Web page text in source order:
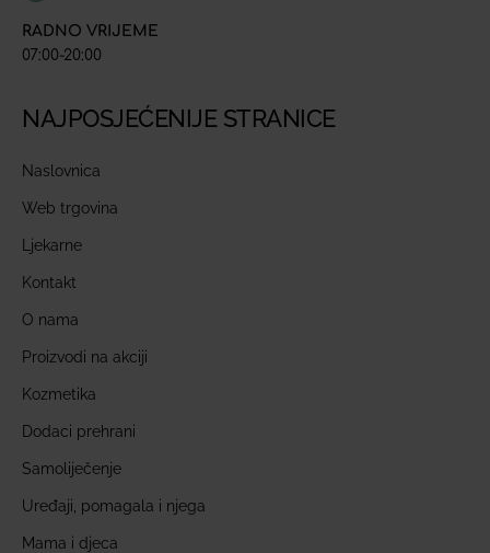
RADNO VRIJEME
07:00-20:00
NAJPOSJEĆENIJE STRANICE
Naslovnica
Web trgovina
Ljekarne
Kontakt
O nama
Proizvodi na akciji
Kozmetika
Dodaci prehrani
Samoliječenje
Uređaji, pomagala i njega
Mama i djeca